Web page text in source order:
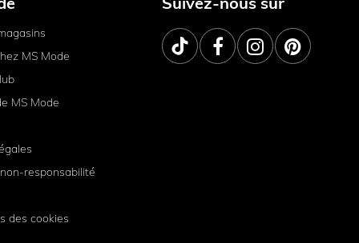
MS Mode
MS Mode
responsabilité
des cookies